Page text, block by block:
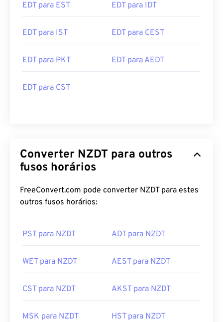
EDT para EST EDT para IDT
EDT para IST EDT para CEST
EDT para PKT EDT para AEDT
EDT para CST
Converter NZDT para outros
fusos horários
FreeConvert.com pode converter NZDT para estes
outros fusos horários:
PST para NZDT ADT para NZDT
WET para NZDT AEST para NZDT
CST para NZDT AKST para NZDT
MSK para NZDT HST para NZDT